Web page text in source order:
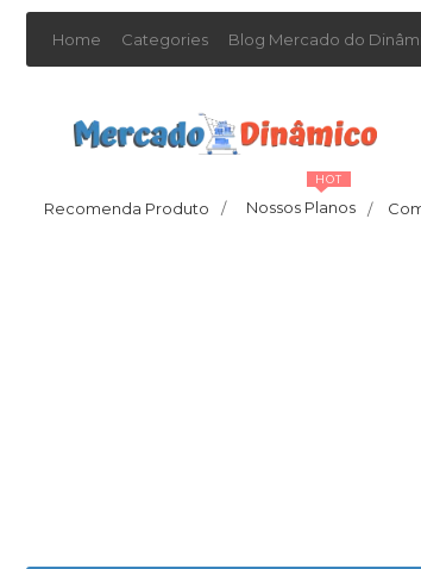
Home Categories Blog Mercado do
Recomenda Produto / Nossos Planos /
HOT